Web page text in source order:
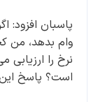
وام بدهد، من
نرخ را
است؟ پاسخ